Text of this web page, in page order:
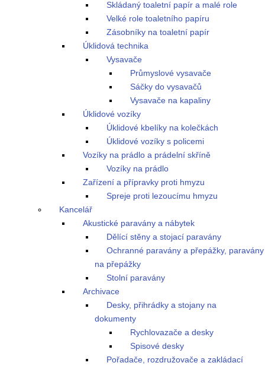
Skládaný toaletní papír a malé role
Velké role toaletního papíru
Zásobníky na toaletní papír
Úklidová technika
Vysavače
Průmyslové vysavače
Sáčky do vysavačů
Vysavače na kapaliny
Úklidové vozíky
Úklidové kbelíky na kolečkách
Úklidové vozíky s policemi
Vozíky na prádlo a prádelní skříně
Vozíky na prádlo
Zařízení a přípravky proti hmyzu
Spreje proti lezoucímu hmyzu
Kancelář
Akustické paravány a nábytek
Dělící stěny a stojací paravány
Ochranné paravány a přepážky, paravány
na přepážky
Stolní paravány
Archivace
Desky, přihrádky a stojany na
dokumenty
Rychlovazače a desky
Spisové desky
Pořadače, rozdružovače a zakládací